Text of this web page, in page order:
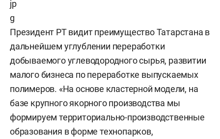
Президент РТ видит преимущество Татарстана в
дальнейшем углублении переработки
добываемого углеводородного сырья, развитии
малого бизнеса по переработке выпускаемых
полимеров. «На основе кластерной модели, на
базе крупного якорного производства мы
формируем территориально-производственные
образования в форме технопарков,